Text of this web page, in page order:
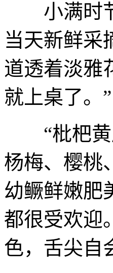
小满时节
当天新鲜采
道透着淡雅
就上桌了。”
“枇杷黄
杨梅、樱桃
幼鳜鲜嫩肥
都很受欢迎
色，舌尖自